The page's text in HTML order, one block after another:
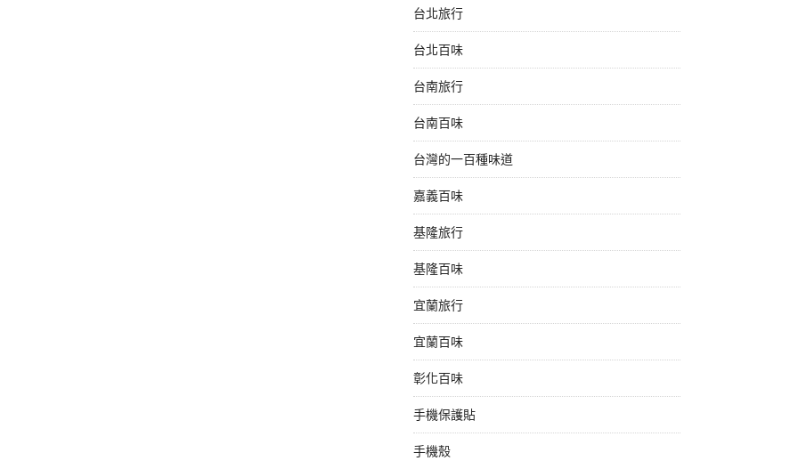
台北旅行
台北百味
台南旅行
台南百味
台灣的一百種味道
嘉義百味
基隆旅行
基隆百味
宜蘭旅行
宜蘭百味
彰化百味
手機保護貼
手機殼